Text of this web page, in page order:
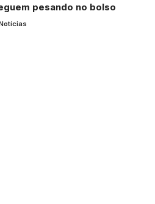
pesando no bolso